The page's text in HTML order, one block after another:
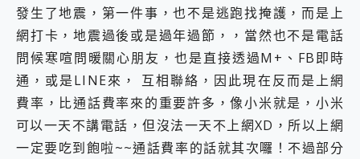
外型超吸晴~ 給您絕佳操控體驗 GravaStar Mercury K1 系列 異星機械鍵盤與 Mercury X 系列 輕量無線電競滑鼠 開箱 評測
開箱~變身「蜘蛛人」椅子軍師！MSI MPG 491CQP QD-OLED 超寬曲面電競螢幕，多工辦公、爽度滿滿的終極桌面體驗
iPhone 17 系列 有認證的防護來囉！ imos 首家導入 UL MCV 行銷宣告驗證的手機配件品牌
DJI Osmo Pocket 3 爽爽帶回家 歡慶 EaseUS 21 週年到來，「Slogan 海報徵稿活動」好康大放送
小巧好吸不擋鏡頭 有Qi2認證的 ONPRO MagReact MXs2 5000mAh薄型磁吸無線急速行動電源 開箱 評測
會走動的冷暖氣 SONY REON POCKET PRO 穿戴式智慧冷暖調溫裝置 開箱 評測
寶可夢飛人外掛iToolab AnyGo全新升級，GO Fest 五折優惠嗨翻天！支援 iOS/Android！
百倍變焦實測~ vivo X200 Pro 與 S25 Ultra 誰能滿足全場景拍攝需求？
超好用的 PLAUD NotePin AI 智慧錄音膠囊~ 您的AI 秘書已上線 每月免費送你 300分鐘轉寫
發生了地震，第一件事，也不是逃跑找掩護，而是上
網打卡，地震過後或是過年過節，，當然也不是電話
問候寒喧問暖關心朋友，也是直接透過M+、FB即時
通，或是LINE來， 互相聯絡，因此現在反而是上網
費率，比通話費率來的重要許多，像小米就是，小米
可以一天不講電話，但沒法一天不上網XD，所以上網
一定要吃到飽啦~~通話費率的話就其次囉！不過部分